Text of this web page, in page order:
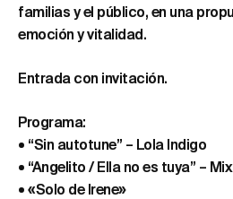
familias y el público, en una
emoción y vitalidad.
Entrada con invitación.
Programa:
• “Sin autotune” – Lola Indigo
• “Angelito / Ella no es tuya” – Mix
• «Solo de Irene»